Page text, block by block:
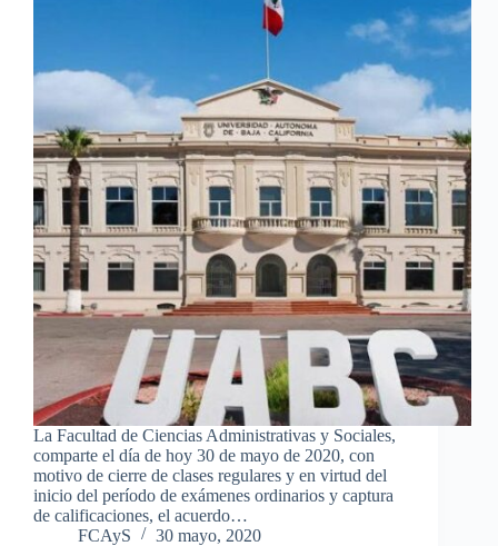
La Facultad de Ciencias Administrativas y Sociales,
comparte el día de hoy 30 de mayo de 2020, con
motivo de cierre de clases regulares y en virtud del
inicio del período de exámenes ordinarios y captura
de calificaciones, el acuerdo…
FCAyS
30 mayo, 2020